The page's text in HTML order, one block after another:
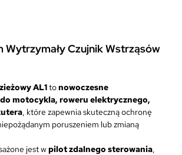
Wytrzymały Czujnik Wstrząsów
AL1tonowoczesne
motocykla, roweru elektrycznego,
, które zapewnia skuteczną ochronę
poruszeniem lub zmianą
jest wpilot zdalnego sterowania,